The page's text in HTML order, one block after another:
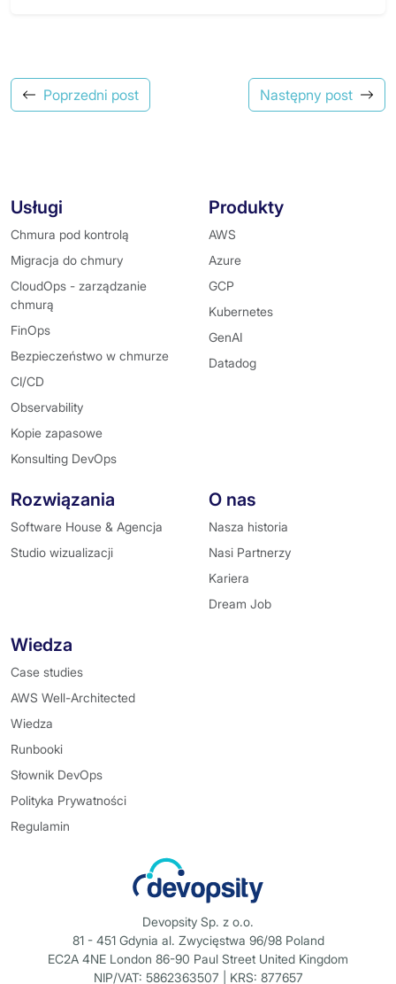
Poprzedni post Następny post
Usługi
Chmura pod kontrolą
Migracja do chmury
CloudOps - zarządzanie
chmurą
FinOps
Bezpieczeństwo w chmurze
CI/CD
Observability
Kopie zapasowe
Konsulting DevOps
Produkty
AWS
Azure
GCP
Kubernetes
GenAI
Datadog
Rozwiązania
Software House & Agencja
Studio wizualizacji
O nas
Nasza historia
Nasi Partnerzy
Kariera
Dream Job
Wiedza
Case studies
AWS Well-Architected
Wiedza
Runbooki
Słownik DevOps
Polityka Prywatności
Regulamin
Devopsity Sp. z o.o.
81 - 451 Gdynia al. Zwycięstwa 96/98 Poland
EC2A 4NE London 86-90 Paul Street United Kingdom
NIP/VAT: 5862363507 | KRS: 877657